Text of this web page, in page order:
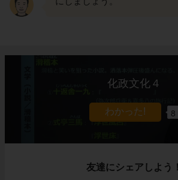
化政文化４
8
友達にシェアしよう！